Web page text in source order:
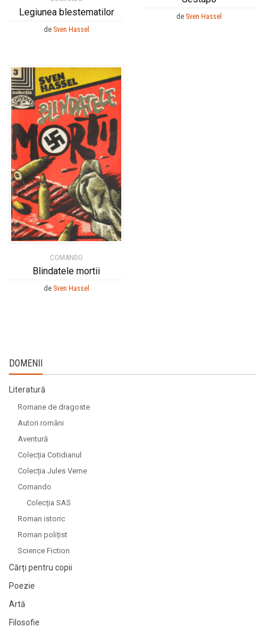
Legiunea blestematilor
de Sven Hassel
de Sven Hassel
COMANDO
Blindatele mortii
de Sven Hassel
DOMENII
Literatură
Romane de dragoste
Autori români
Aventură
Colecția Cotidianul
Colecția Jules Verne
Comando
Colecția SAS
Roman istoric
Roman polițist
Science Fiction
Cărți pentru copii
Poezie
Artă
Filosofie